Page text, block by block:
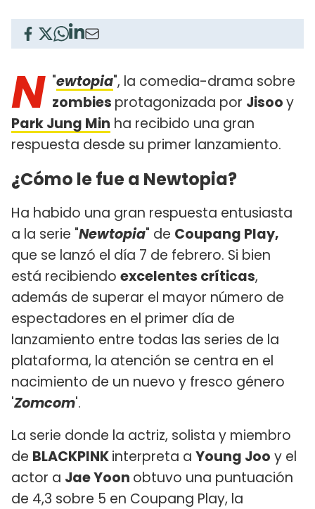
"
N ewtopia", la comedia-drama sobre
zombies protagonizada por Jisooy
Park Jung Min ha recibido una gran
respuesta desde su primer lanzamiento.
¿Cómo le fue a Newtopia?
Ha habido una gran respuesta entusiasta
a la serie "Newtopia" de Coupang Play,
que se lanzó el día 7 de febrero. Si bien
está recibiendo excelentes críticas,
además de superar el mayor número de
espectadores en el primer día de
lanzamiento entre todas las series de la
plataforma, la atención se centra en el
nacimiento de un nuevo y fresco género
'Zomcom'.
La serie donde la actriz, solista y miembro
de BLACKPINKinterpreta a Young Joo y el
actor a Jae Yoon obtuvo una puntuación
de 4,3 sobre 5 en Coupang Play, la